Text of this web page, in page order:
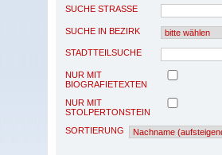
SUCHE STRASSE
SUCHE IN BEZIRK
STADTTEILSUCHE
NUR MIT
BIOGRAFIETEXTEN
NUR MIT
STOLPERTONSTEIN
SORTIERUNG